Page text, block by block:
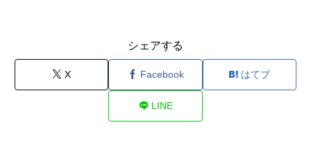
シェアする
X Facebook はてブ
LINE